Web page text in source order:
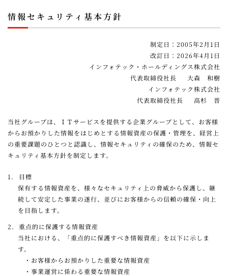
情報セキュリティ基本方針
制定日：2005年2月1日
改訂日：2026年4月1日
インフォテック・ホールディングス株式会社
代表取締役社長 大森 和樹
インフォテック株式会社
代表取締役社長 高杉 晋
当社グループは、ＩＴサービスを提供する企業グループとして、お客様
からお預かりした情報をはじめとする情報資産の保護・管理を、経営上
の重要課題のひとつと認識し、情報セキュリティの確保のため、情報セ
キュリティ基本方針を制定します。
1．
目標
保有する情報資産を、様々なセキュリティ上の脅威から保護し、継
続して安定した事業の遂行、並びにお客様からの信頼の確保・向上
を目指します。
2．
重点的に保護する情報資産
当社における、「重点的に保護すべき情報資産」を以下に示しま
す。
・お客様からお預かりした重要な情報資産
・事業運営に係わる重要な情報資産